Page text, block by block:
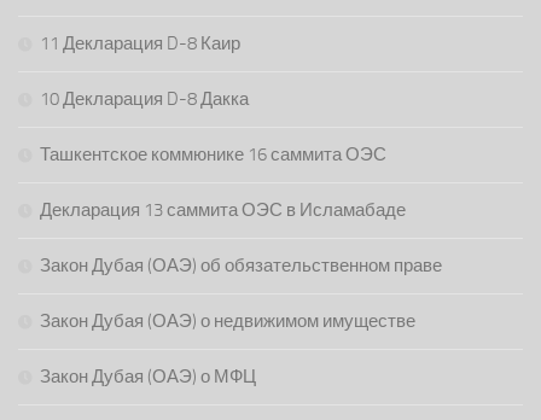
11 Декларация D-8 Каир
10 Декларация D-8 Дакка
Ташкентское коммюнике 16 саммита ОЭС
Декларация 13 саммита ОЭС в Исламабаде
Закон Дубая (ОАЭ) об обязательственном праве
Закон Дубая (ОАЭ) о недвижимом имуществе
Закон Дубая (ОАЭ) о МФЦ